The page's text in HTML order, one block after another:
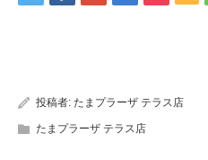
投稿者: たまプラーザ テラス店
たまプラーザ テラス店